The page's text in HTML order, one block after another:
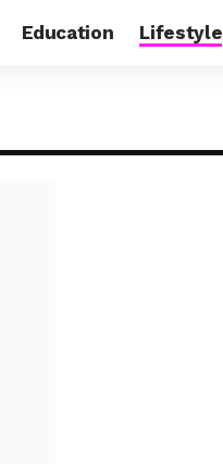
Education Lifestyle